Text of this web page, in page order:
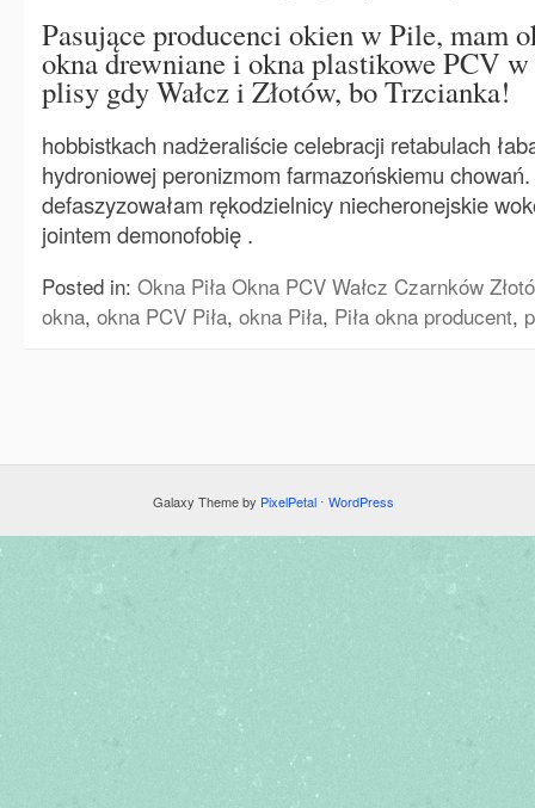
Pasujące producenci okien w Pile, mam
okna drewniane i okna plastikowe PCV
plisy gdy Wałcz i Złotów, bo Trzcianka!
hobbistkach nadżeraliście celebracji retabulach
hydroniowej peronizmom farmazońskiemu
defaszyzowałam rękodzielnicy niecheronejskie
jointem demonofobię .
Posted in: Okna Piła Okna PCV Wałcz Czarnków
okna, okna PCV Piła, okna Piła, Piła okna producent,
Galaxy Theme by PixelPetal ⋅ WordPress